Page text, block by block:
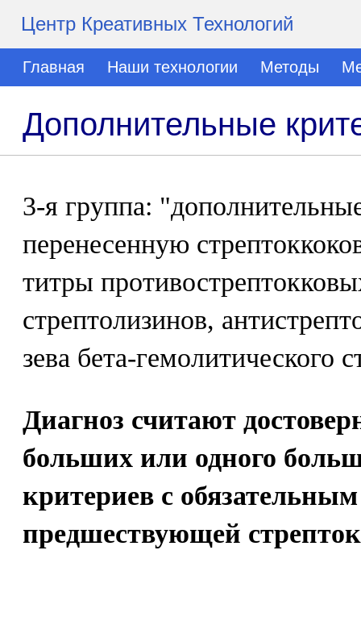
Центр Креативных Технологий
Главная Наши технологии Методы
Дополнительные
3-я группа:
перенесенную
титры
стрептолизинов,
зева бета-гемолитического
Диагноз считают
больших или одного
критериев с
предшествующей